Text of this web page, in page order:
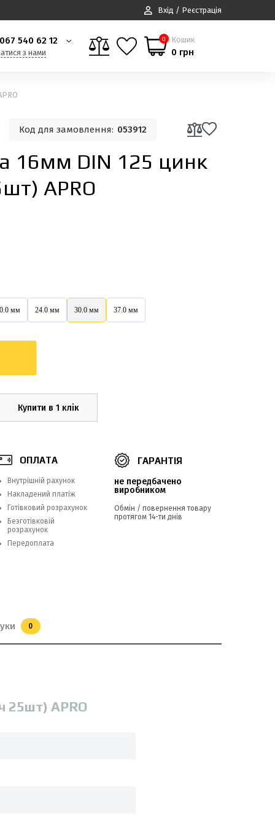
Вхід / Реєстрація
540 62 12
з нами
0 Кошик
0 грн
Код для замовлення: 053912
16мм DIN 125 цинк
APRO
мм 24.0 мм 30.0 мм 37.0 мм
Купити в 1 клік
ОПЛАТА
Внутрішній рахунок
Накладений платіж
Готівковий розрахунок
Безготівковій
розрахунок
Передоплата
ГАРАНТІЯ
не передбачено
виробником
Обмін / повернення товару
протягом 14-ти днів
0
25шт) APRO